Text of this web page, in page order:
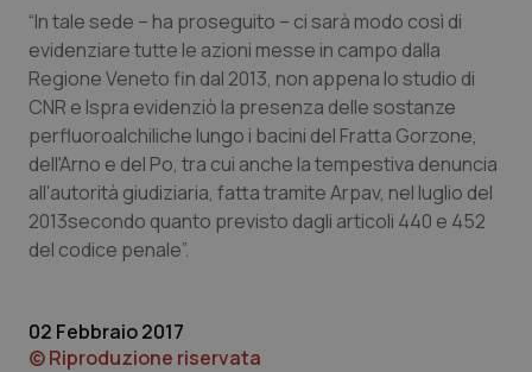
Marche
Molise
Piemonte
Provincia Autonoma di Bolzano
Puglia
Donna & Salute
Epatiti
HIV
Infezioni & Febbre
Malattie rare
“In tale sede – ha proseguito – ci sarà modo così di
evidenziare tutte le azioni messe in campo dalla
Regione Veneto fin dal 2013, non appena lo studio di
CNR e Ispra evidenziò la presenza delle sostanze
perfluoroalchiliche lungo i bacini del Fratta Gorzone,
dell'Arno e del Po, tra cui anche la tempestiva denuncia
all'autorità giudiziaria, fatta tramite Arpav, nel luglio del
2013secondo quanto previsto dagli articoli 440 e 452
del codice penale”.
02 Febbraio 2017
© Riproduzione riservata